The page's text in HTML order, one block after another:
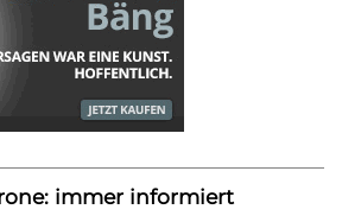
immer informiert